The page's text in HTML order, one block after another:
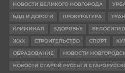
НОВОСТИ ВЕЛИКОГО НОВГОРОДА
БДД И ДОРОГИ
ПРОКУРАТУРА
КРИМИНАЛ
ЗДОРОВЬЕ
ЖКХ
СТРОИТЕЛЬСТВО СПОРТ
ОБРАЗОВАНИЕ
НОВОСТИ
НОВОСТИ СТАРОЙ РУССЫ И